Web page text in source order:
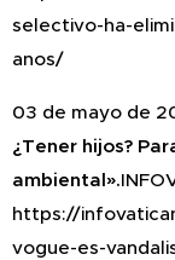
selectivo-ha-
anos/
03 de mayo de
¿Tener hijos?
ambiental».
https://
vogue-es-